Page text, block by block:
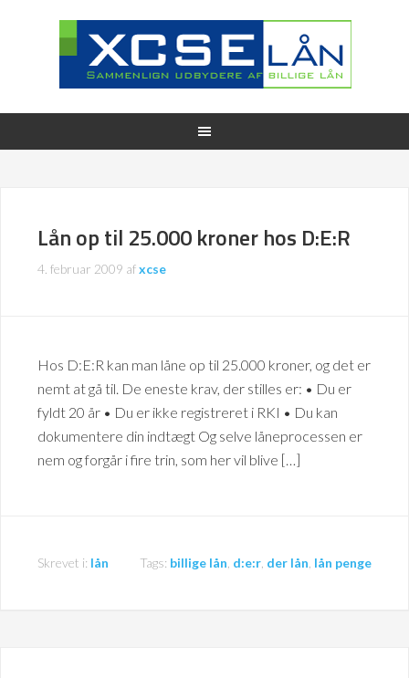
Lån op til 25.000 kroner hos D:E:R
4. februar 2009 afxcse
Hos D:E:R kan man låne op til 25.000 kroner, og det er
nemt at gå til. De eneste krav, der stilles er: • Du er
fyldt 20 år • Du er ikke registreret i RKI • Du kan
dokumentere din indtægt Og selve låneprocessen er
nem og forgår i fire trin, som her vil blive […]
Skrevet i: lån Tags: billige lån d:e:r der lån lån penge